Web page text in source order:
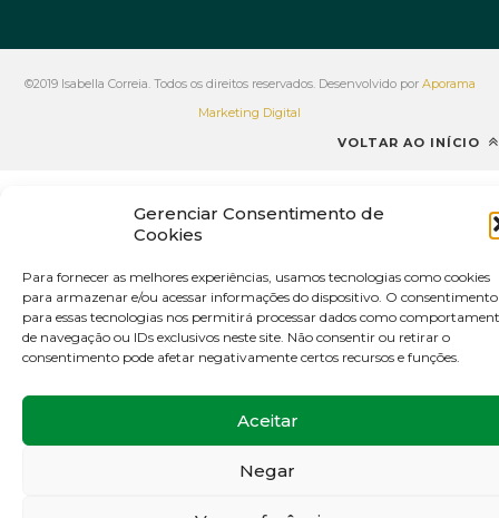
Gerenciar Consentimento de
Cookies
Para fornecer as melhores experiências, usamos tecnologias como cookies
para armazenar e/ou acessar informações do dispositivo. O consentimento
para essas tecnologias nos permitirá processar dados como
de navegação ou IDs exclusivos neste site. Não consentir ou retirar o
consentimento pode afetar negativamente certos recursos e funções.
Aceitar
Negar
©2019 Isabella Correia. Todos os direitos reservados. Desenvolvido por Aporama
Marketing Digital
VOLTAR AO INÍCIO